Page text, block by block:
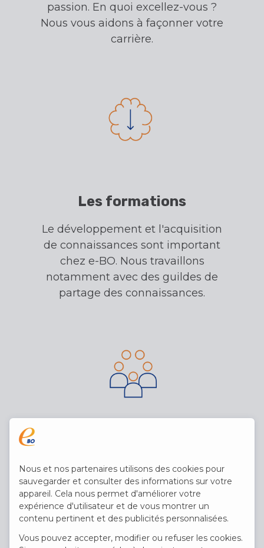
passion. En quoi excellez-vous ?
Nous vous aidons à façonner votre
carrière.
Les formations
Le développement et l'acquisition
de connaissances sont important
chez e-BO. Nous travaillons
notamment avec des guildes de
partage des connaissances.
Rien n'est plus important que
l'équipe. Nous organisons des
moments d'équipe pour tous les
Nous et nos partenaires utilisons des cookies pour
sauvegarder et consulter des informations sur votre
appareil. Cela nous permet d'améliorer votre
expérience d'utilisateur et de vous montrer un
contenu pertinent et des publicités personnalisées.
Vous pouvez accepter, modifier ou refuser les cookies.